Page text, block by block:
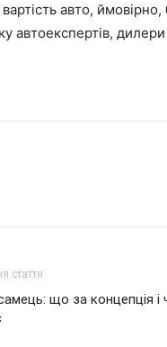
авто,
автоекспертів,
стаття
що за концепція і